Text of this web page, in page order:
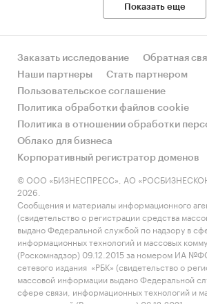
Источник исследования — Tebiz
Источники бесперебойного
Показать еще
Заказать исследование
Обратная
Наши партнеры
Стать партнером
Пользовательское соглашение
Политика обработки файлов cookie
Политика в отношении обработки
Облако для бизнеса
Корпоративный регистратор доменов
© ООО «БИЗНЕСПРЕСС», АО
2026.
Сообщения и материалы информационного
(свидетельство о регистрации средства
выдано Федеральной службой по надзору в
информационных технологий и массовых
(Роскомнадзор) 09.12.2015 за номером ИА
сетевого издания «РБК» (свидетельство о
массовой информации выдано Федеральной
сфере связи, информационных технологий и